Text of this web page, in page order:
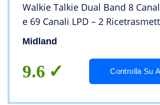
Walkie Talkie Dual Band 8
e 69 Canali LPD – 2
Batterie Ricaricabili, Caricatore
Midland
9.6 Controlla Su